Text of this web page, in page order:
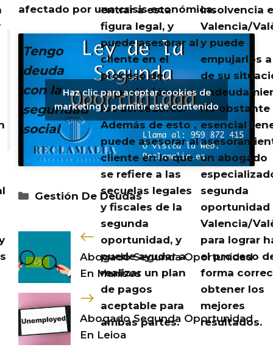
afectado por una crisis económica.
Tengo
deuda
con la
seguridad
social
entrar a esta
figura legal, y
puede asesorar al
cliente en el
proceso de
negociación con
los acreedores.
Además de esto ,
puede asesorar al
cliente en lo que
se refiere a las
secuelas legales
y fiscales de la
segunda
oportunidad, y
puede ayudar a
realizar un plan
de pagos
aceptable para
ambas partes.
insolvencia
Valencia/
y puede
empujarlos
de su
No obstante
esencial
un abogado
segunda
oportunidad
Valencia/
para lograr
el proceso
forma
obtener los
mejores
resultados.
Haz clic para aceptar cookies de
marketing y permitir este contenido
Categorías
Gestión De Deudas
Abogado Segunda Oportunidad
En Manises
Abogado Segunda Oportunidad
En Leioa